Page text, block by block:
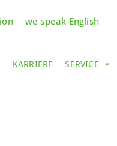
we speak English
KARRIERE SERVICE